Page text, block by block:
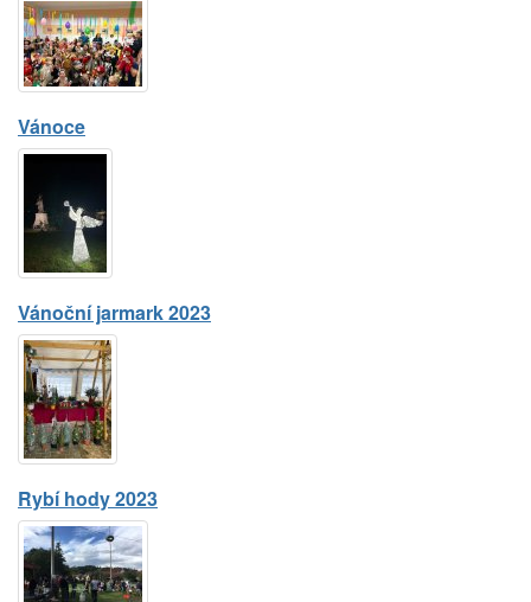
Vánoce
Vánoční jarmark 2023
Rybí hody 2023